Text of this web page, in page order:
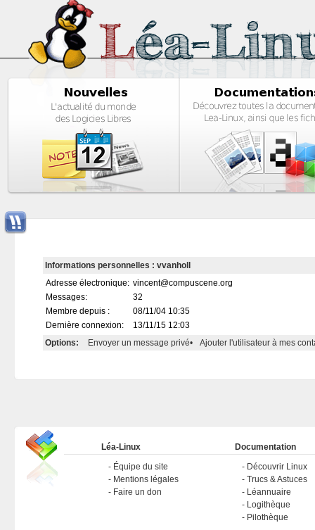
Informations personnelles : vvanholl
Adresse électronique: vincent@compuscene.org
Messages:
32
Membre depuis :
08/11/04 10:35
Dernière connexion:
13/11/15 12:03
Options:
Envoyer un message privé• Ajouter l'utilisateur à mes
Léa-Linux
Équipe du site
Mentions légales
Faire un don
Documentation
Découvrir Linux
Trucs & Astuces
Léannuaire
Logithèque
Pilothèque